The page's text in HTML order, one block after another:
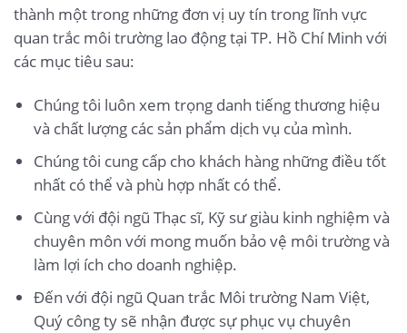
thành một trong những đơn vị uy tín trong lĩnh vực
quan trắc môi trường lao động tại TP. Hồ Chí Minh với
các mục tiêu sau:
Chúng tôi luôn xem trọng danh tiếng thương hiệu
và chất lượng các sản phẩm dịch vụ của mình.
Chúng tôi cung cấp cho khách hàng những điều tốt
nhất có thể và phù hợp nhất có thể.
Cùng với đội ngũ Thạc sĩ, Kỹ sư giàu kinh nghiệm và
chuyên môn với mong muốn bảo vệ môi trường và
làm lợi ích cho doanh nghiệp.
Đến với đội ngũ Quan trắc Môi trường Nam Việt,
Quý công ty sẽ nhận được sự phục vụ chuyên